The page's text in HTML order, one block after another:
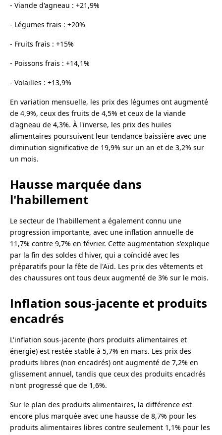
- Viande d'agneau : +21,9%
- Légumes frais : +20%
- Fruits frais : +15%
- Poissons frais : +14,1%
- Volailles : +13,9%
En variation mensuelle, les prix des légumes ont augmenté
de 4,9%, ceux des fruits de 4,5% et ceux de la viande
d'agneau de 4,3%. À l'inverse, les prix des huiles
alimentaires poursuivent leur tendance baissière avec une
diminution significative de 19,9% sur un an et de 3,2% sur
un mois.
Hausse marquée dans
l'habillement
Le secteur de l'habillement a également connu une
progression importante, avec une inflation annuelle de
11,7% contre 9,7% en février. Cette augmentation s'explique
par la fin des soldes d'hiver, qui a coïncidé avec les
préparatifs pour la fête de l'Aïd. Les prix des vêtements et
des chaussures ont tous deux augmenté de 3% sur le mois.
Inflation sous-jacente et produits
encadrés
L'inflation sous-jacente (hors produits alimentaires et
énergie) est restée stable à 5,7% en mars. Les prix des
produits libres (non encadrés) ont augmenté de 7,2% en
glissement annuel, tandis que ceux des produits encadrés
n'ont progressé que de 1,6%.
Sur le plan des produits alimentaires, la différence est
encore plus marquée avec une hausse de 8,7% pour les
produits alimentaires libres contre seulement 1,1% pour les